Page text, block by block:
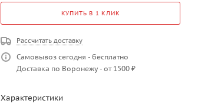
КУПИТЬ В 1 КЛИК
Рассчитать доставку
Самовывоз сегодня - бесплатно
Доставка по Воронежу - от 1500 ₽
Характеристики